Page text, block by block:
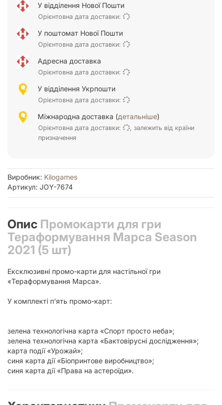
У відділення Нової Пошти
Орієнтовна дата доставки:
У поштомат Нової Пошти
Орієнтовна дата доставки:
Адресна доставка
Орієнтовна дата доставки:
У відділення Укрпошти
Орієнтовна дата доставки:
Міжнародна доставка (детальніше)
Орієнтовна дата доставки:
, залежить від країни
призначення
Виробник: Kilogames
Артикул: JOY-7674
Опис Промокарти для гри
Тераформування Марса Season
2021 (5 шт)
Ексклюзивні промо-карти для настільної гри
«Тераформування Марса».
У комплекті п'ять промо-карт:
зелена технологічна карта «Спорт просто неба»;
зелена технологічна карта «Бактовірусні дослідження»;
карта події «Урожай»;
синя карта дії «Біопринтове виробництво»;
синя карта дії «Права на астероїди».